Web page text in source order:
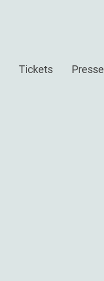
Tickets Presse